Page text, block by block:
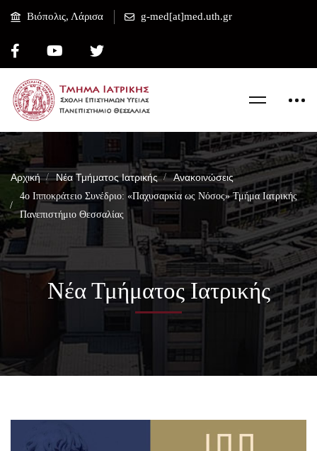
Βιόπολις, Λάρισα g-med[at]med.uth.gr
Αρχική Νέα Τμήματος Ιατρικής Ανακοινώσεις
4ο Ιπποκράτειο Συνέδριο: «Παχυσαρκία ως Νόσος» Τμήμα Ιατρικής
Πανεπιστήμιο Θεσσαλίας
Νέα Τμήματος Ιατρικής